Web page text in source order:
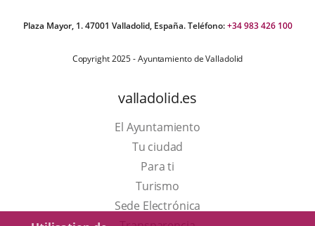
Plaza Mayor, 1. 47001 Valladolid, España. Teléfono:+34 983 426 100
Copyright 2025 - Ayuntamiento de Valladolid
valladolid.es
El Ayuntamiento
Tu ciudad
Para ti
TurismoEste
enlace
Sede Electrónica